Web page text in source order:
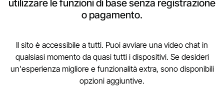
utilizzare le funzioni di base senza registrazione
o pagamento.
Il sito è accessibile a tutti. Puoi avviare una video chat in
qualsiasi momento da quasi tutti i dispositivi. Se desideri
un'esperienza migliore e funzionalità extra, sono disponibili
opzioni aggiuntive.